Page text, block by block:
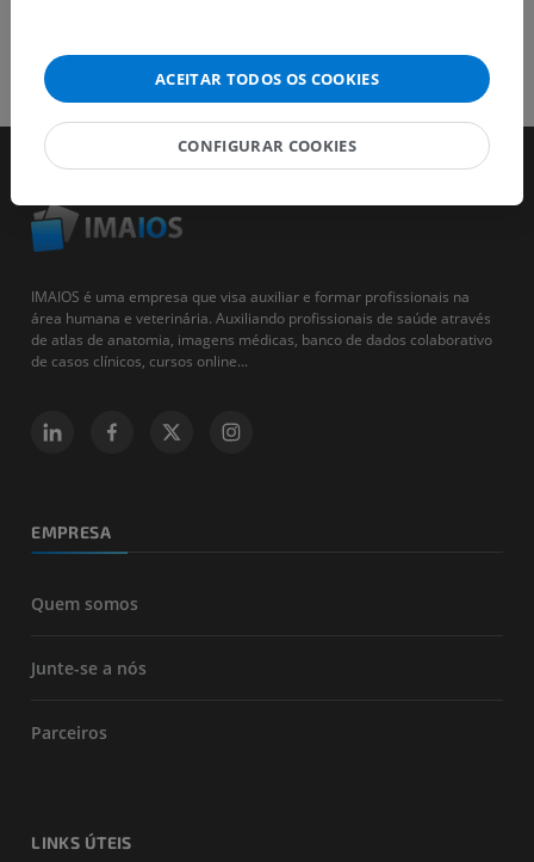
IMAIOS é uma empresa que visa auxiliar e formar profissionais na
área humana e veterinária. Auxiliando profissionais de saúde através
de atlas de anatomia, imagens médicas, banco de dados colaborativo
de casos clínicos, cursos online...
EMPRESA
Quem somos
Junte-se a nós
Parceiros
LINKS ÚTEIS
ACEITAR TODOS OS COOKIES
CONFIGURAR COOKIES